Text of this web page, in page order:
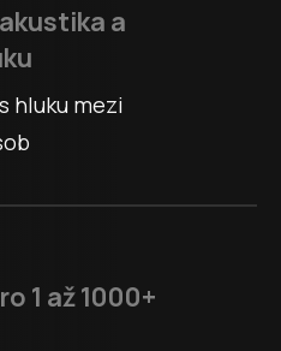
a
hluku mezi
1 až 1000+